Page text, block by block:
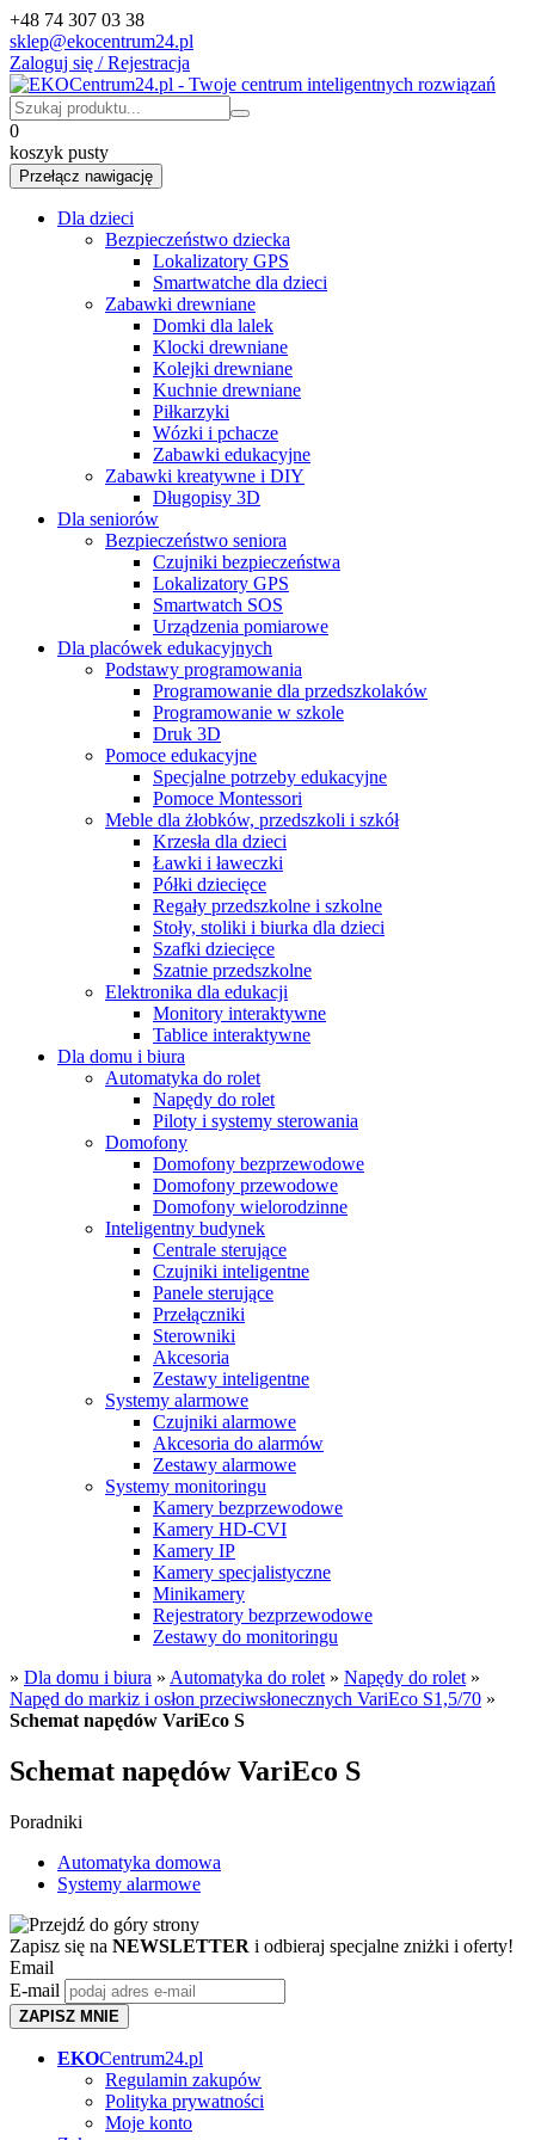
+48 74 307 03 38
sklep@ekocentrum24.pl
Zaloguj się / Rejestracja
0
koszyk pusty
Przełącz nawigację
Dla dzieci
Bezpieczeństwo dziecka
Lokalizatory GPS
Smartwatche dla dzieci
Zabawki drewniane
Domki dla lalek
Klocki drewniane
Kolejki drewniane
Kuchnie drewniane
Piłkarzyki
Wózki i pchacze
Zabawki edukacyjne
Zabawki kreatywne i DIY
Długopisy 3D
Dla seniorów
Bezpieczeństwo seniora
Czujniki bezpieczeństwa
Lokalizatory GPS
Smartwatch SOS
Urządzenia pomiarowe
Dla placówek edukacyjnych
Podstawy programowania
Programowanie dla przedszkolaków
Programowanie w szkole
Druk 3D
Pomoce edukacyjne
Specjalne potrzeby edukacyjne
Pomoce Montessori
Meble dla żłobków, przedszkoli i szkół
Krzesła dla dzieci
Ławki i ławeczki
Półki dziecięce
Regały przedszkolne i szkolne
Stoły, stoliki i biurka dla dzieci
Szafki dziecięce
Szatnie przedszkolne
Elektronika dla edukacji
Monitory interaktywne
Tablice interaktywne
Dla domu i biura
Automatyka do rolet
Napędy do rolet
Piloty i systemy sterowania
Domofony
Domofony bezprzewodowe
Domofony przewodowe
Domofony wielorodzinne
Inteligentny budynek
Centrale sterujące
Czujniki inteligentne
Panele sterujące
Przełączniki
Sterowniki
Akcesoria
Zestawy inteligentne
Systemy alarmowe
Czujniki alarmowe
Akcesoria do alarmów
Zestawy alarmowe
Systemy monitoringu
Kamery bezprzewodowe
Kamery HD-CVI
Kamery IP
Kamery specjalistyczne
Minikamery
Rejestratory bezprzewodowe
Zestawy do monitoringu
» Dla domu i biura » Automatyka do rolet » Napędy do rolet »
Napęd do markiz i osłon przeciwsłonecznych VariEco S1,5/70 »
Schemat napędów VariEco S
Schemat napędów VariEco S
Poradniki
Automatyka domowa
Systemy alarmowe
Zapisz się na NEWSLETTER i odbieraj specjalne zniżki i oferty!
Email
E-mail
ZAPISZ MNIE
EKOCentrum24.pl
Regulamin zakupów
Polityka prywatności
Moje konto